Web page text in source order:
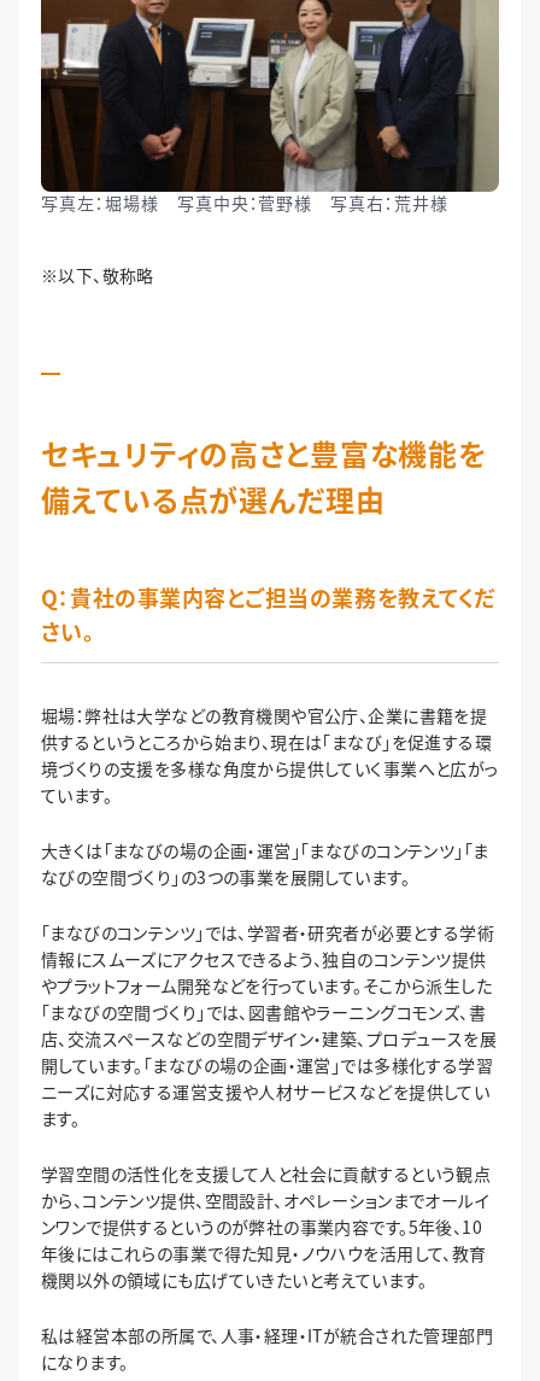
写真左：堀場様 写真中央：菅野様 写真右：荒井様
※以下、敬称略
セキュリティの高さと豊富な機能を
備えている点が選んだ理由
Q：貴社の事業内容とご担当の業務を教えてくだ
さい。
堀場：弊社は大学などの教育機関や官公庁、企業に書籍を提
供するというところから始まり、現在は「まなび」を促進する環
境づくりの支援を多様な角度から提供していく事業へと広がっ
ています。
大きくは「まなびの場の企画・運営」「まなびのコンテンツ」「ま
なびの空間づくり」の3つの事業を展開しています。
「まなびのコンテンツ」では、学習者・研究者が必要とする学術
情報にスムーズにアクセスできるよう、独自のコンテンツ提供
やプラットフォーム開発などを行っています。そこから派生した
「まなびの空間づくり」では、図書館やラーニングコモンズ、書
店、交流スペースなどの空間デザイン・建築、プロデュースを展
開しています。「まなびの場の企画・運営」では多様化する学習
ニーズに対応する運営支援や人材サービスなどを提供してい
ます。
学習空間の活性化を支援して人と社会に貢献するという観点
から、コンテンツ提供、空間設計、オペレーションまでオールイ
ンワンで提供するというのが弊社の事業内容です。5年後、10
年後にはこれらの事業で得た知見・ノウハウを活用して、教育
機関以外の領域にも広げていきたいと考えています。
私は経営本部の所属で、人事・経理・ITが統合された管理部門
になります。